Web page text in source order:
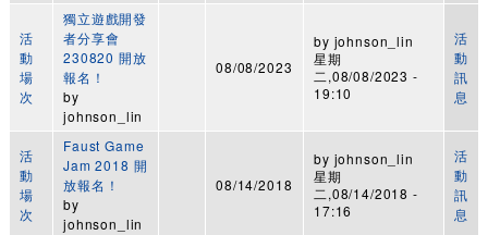
活
動
場
次
獨立遊戲開發
者分享會
230820 開放
報名！
by
johnson_lin
08/08/2023
by johnson_lin
星期
二,08/08/2023 -
19:10
活
動
訊
息
活
動
場
次
Faust Game
Jam 2018 開
放報名！
by
johnson_lin
08/14/2018
by johnson_lin
星期
二,08/14/2018 -
17:16
活
動
訊
息